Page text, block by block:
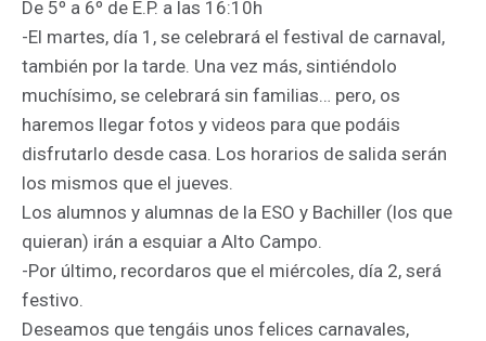
De 5º a 6º de E.P. a las 16:10h
-El martes, día 1, se celebrará el festival de carnaval,
también por la tarde. Una vez más, sintiéndolo
muchísimo, se celebrará sin familias… pero, os
haremos llegar fotos y videos para que podáis
disfrutarlo desde casa. Los horarios de salida serán
los mismos que el jueves.
Los alumnos y alumnas de la ESO y Bachiller (los que
quieran) irán a esquiar a Alto Campo.
-Por último, recordaros que el miércoles, día 2, será
festivo.
Deseamos que tengáis unos felices carnavales,